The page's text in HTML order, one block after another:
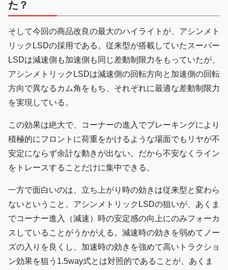
た？
そして今回の商品改良の最大のハイライトが、アシンメト
リックLSDの採用である。従来型が搭載していたスーパー
LSDは減速側も加速側も同じ差動制限力をもっていたが、
アシンメトリックLSDは減速側の回転方向と加速側の回転
方向で異なるカム角をもち、それぞれに最適な差動制限力
を実現している。
この効果は絶大で、コーナーの進入でブレーキングにより
積極的にフロントに荷重をかけるような場面でもリヤが不
安定にならず余計な動きが出ない。だから不安なくライン
をトレースすることだけに集中できる。
一方で面白いのは、立ち上がり時の効きは従来型と変わら
ないということ。アシンメトリックLSDの狙いが、あくま
でコーナー進入（減速）時の安定感の向上にのみフォーカ
スしていることがうかがえる。減速時の効きを弱めてノー
ズの入りを良くし、加速時の効きを強めて高いトラクショ
ン効果を狙う1.5way式とは対照的であることが、あくま